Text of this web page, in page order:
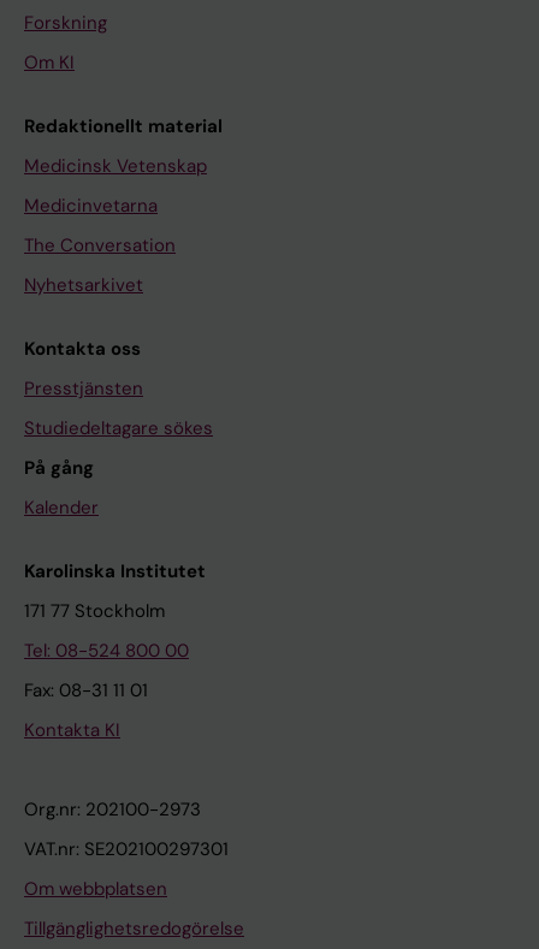
Forskning
Om KI
Redaktionellt material
Medicinsk Vetenskap
Medicinvetarna
The Conversation
Nyhetsarkivet
Kontakta oss
Presstjänsten
Studiedeltagare sökes
På gång
Kalender
Karolinska Institutet
171 77 Stockholm
Tel: 08-524 800 00
Fax: 08-31 11 01
Kontakta KI
Org.nr: 202100-2973
VAT.nr: SE202100297301
Om webbplatsen
Tillgänglighetsredogörelse